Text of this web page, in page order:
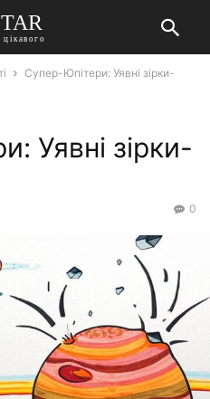
цікавого
Супер-Юпітери: Уявні зірки-
Уявні зірки-
0